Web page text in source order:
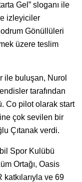
Gel” sloganı ile
izleyiciler
Gönüllüleri
üzere teslim
ile buluşan, Nurol
tarafından
Co pilot olarak start
çok sevilen bir
Çıtanak verdi.
Spor Kulübü
Ortağı, Oasis
ve 69